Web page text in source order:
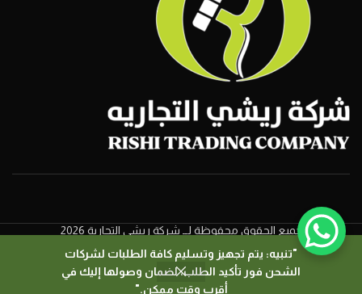
"تنبيه: يتم تجهيز وتسليم كافة الطلبات لشركات
الشحن فور تأكيد الطلب، لضمان وصولها إليك في
أقرب وقت ممكن."
جميع الحقوق محفوظة لــ شركة ريشي التجارية 2026